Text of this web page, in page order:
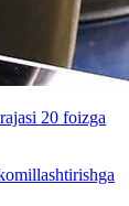
20 foizga